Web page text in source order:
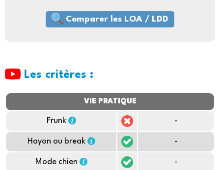
Comparer les LOA / LDD
Les critères :
VIE PRATIQUE
Frunk -
Hayon ou break -
Mode chien -